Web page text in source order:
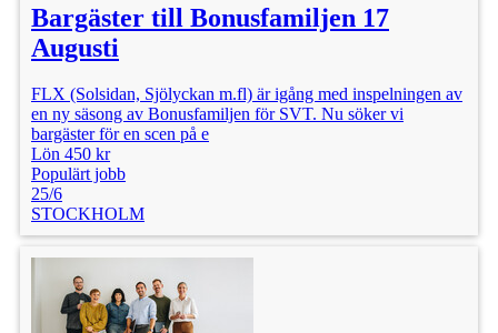
Bargäster till Bonusfamiljen 17
Augusti
FLX (Solsidan, Sjölyckan m.fl) är igång med inspelningen av
en ny säsong av Bonusfamiljen för SVT. Nu söker vi
bargäster för en scen på e
Lön 450 kr
Populärt jobb
25/6
STOCKHOLM